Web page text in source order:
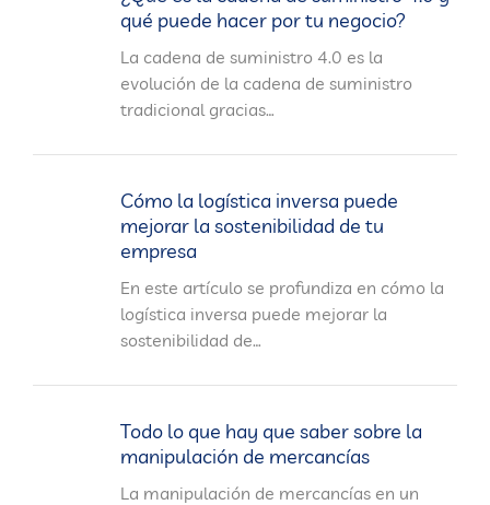
qué puede hacer por tu negocio?
La cadena de suministro 4.0 es la
evolución de la cadena de suministro
tradicional gracias…
Cómo la logística inversa puede
mejorar la sostenibilidad de tu
empresa
En este artículo se profundiza en cómo la
logística inversa puede mejorar la
sostenibilidad de…
Todo lo que hay que saber sobre la
manipulación de mercancías
La manipulación de mercancías en un